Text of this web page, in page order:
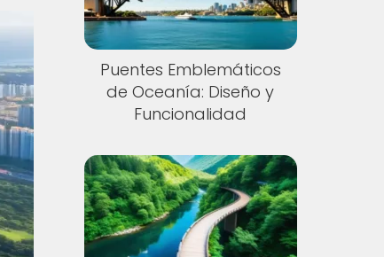
Puentes Emblemáticos
de Oceanía: Diseño y
Funcionalidad